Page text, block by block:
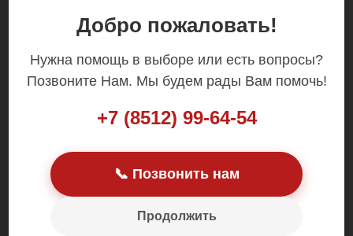
Добро пожаловать!
Нужна помощь в выборе или есть вопросы?
Позвоните Нам. Мы будем рады Вам помочь!
+7 (8512) 99-64-54
📞 Позвонить нам
Продолжить
Цена: 2 000.00 р.